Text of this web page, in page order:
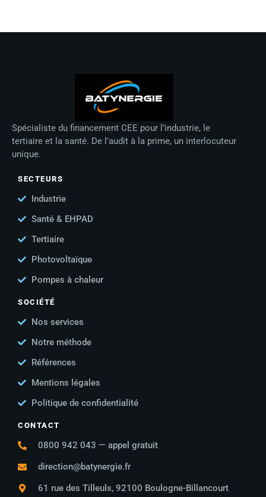
Spécialiste du financement CEE pour l’industrie, le
tertiaire et la santé. De l’audit à la prime, un interlocuteur
unique.
SECTEURS
Industrie
Santé & EHPAD
Tertiaire
Photovoltaïque
Pompes à chaleur
SOCIÉTÉ
Nos services
Notre méthode
Références
Mentions légales
Politique de confidentialité
CONTACT
0800 942 043 — appel gratuit
direction@batynergie.fr
61 rue des Tilleuls, 92100 Boulogne-Billancourt